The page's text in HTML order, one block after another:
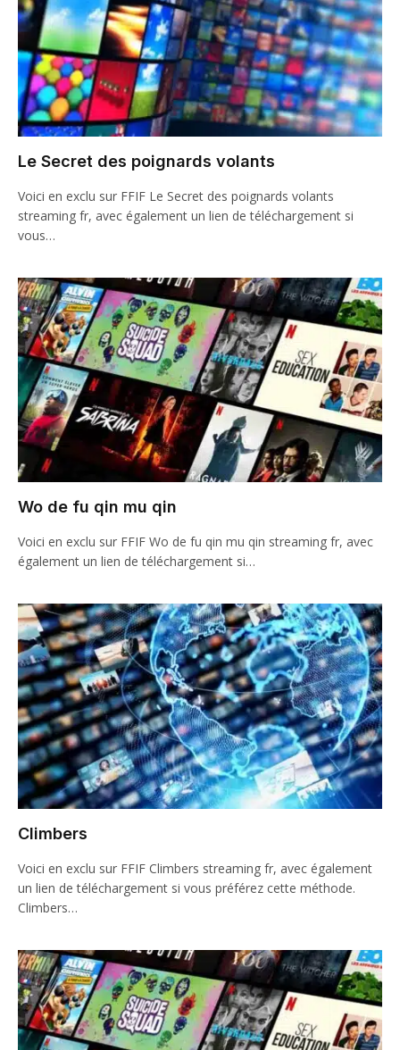
Le Secret des poignards volants
Voici en exclu sur FFIF Le Secret des poignards volants
streaming fr, avec également un lien de téléchargement si
vous…
Wo de fu qin mu qin
Voici en exclu sur FFIF Wo de fu qin mu qin streaming fr, avec
également un lien de téléchargement si…
Climbers
Voici en exclu sur FFIF Climbers streaming fr, avec également
un lien de téléchargement si vous préférez cette méthode.
Climbers…